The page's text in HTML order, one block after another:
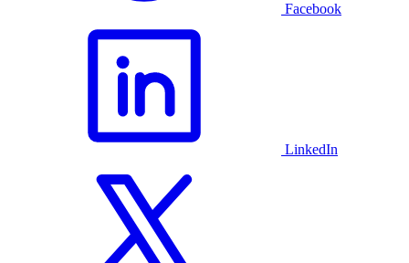
Facebook
LinkedIn